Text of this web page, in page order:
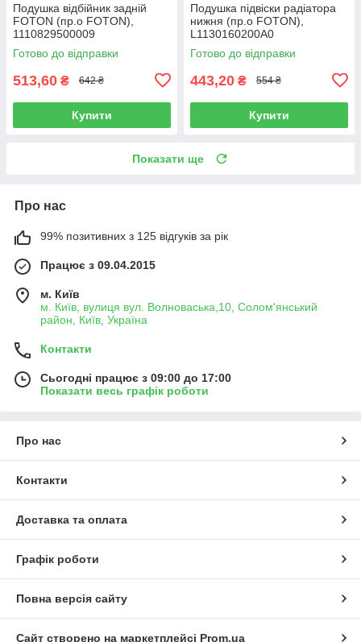
Подушка відбійник задній
FOTON (пр.о FOTON),
1110829500009
Готово до відправки
513,60 ₴ 642 ₴
Купити
Подушка підвіски радіатора
нижня (пр.о FOTON),
L1130160200A0
Готово до відправки
443,20 ₴ 554 ₴
Купити
Показати ще
Про нас
99% позитивних з 125 відгуків за рік
Працює з 09.04.2015
м. Київ
м. Київ, вулиця вул. Волноваська,10, Солом'янський
район, Київ, Україна
Контакти
Сьогодні працює з 09:00 до 17:00
Показати весь графік роботи
Про нас
Контакти
Доставка та оплата
Графік роботи
Повна версія сайту
Сайт створено на маркетплейсі Prom.ua